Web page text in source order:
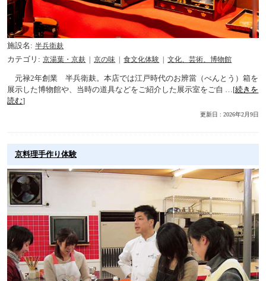
施設名
半兵衛麸
カテゴリ
京湯葉・京麸 京の味 食文化体験 文化、芸術、博物館
元禄2年創業 半兵衛麸。本店では江戸時代のお辨當（べんとう）箱を
展示した博物館や、当時の道具などをご紹介した展示室をご自 …[続きを
読む]
更新日 : 2026年2月9日
京料理手作り体験